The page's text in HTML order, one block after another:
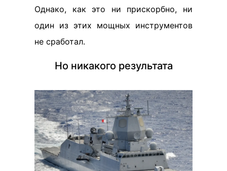
Однако, как это ни прискорбно, ни
один из этих мощных инструментов
не сработал.
Но никакого результата